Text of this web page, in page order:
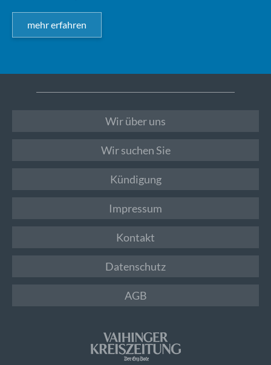
mehr erfahren
Wir über uns
Wir suchen Sie
Kündigung
Impressum
Kontakt
Datenschutz
AGB